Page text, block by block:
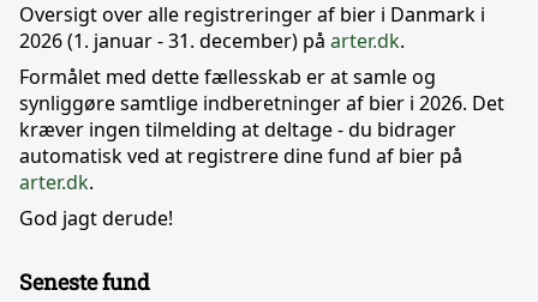
Oversigt over alle registreringer af bier i Danmark i
2026 (1. januar - 31. december) på arter.dk.
Formålet med dette fællesskab er at samle og
synliggøre samtlige indberetninger af bier i 2026. Det
kræver ingen tilmelding at deltage - du bidrager
automatisk ved at registrere dine fund af bier på
arter.dk.
God jagt derude!
Seneste fund